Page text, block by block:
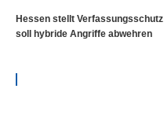
Hessen stellt
soll hybride Angriffe abwehren